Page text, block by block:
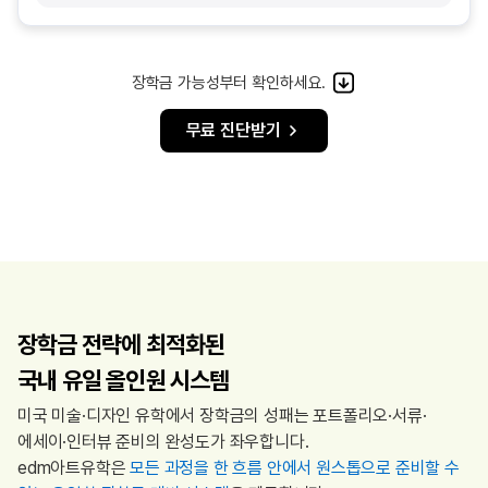
장학금 가능성부터 확인하세요.
무료 진단받기
장학금 전략에 최적화된
국내 유일 올인원 시스템
미국 미술·디자인 유학에서 장학금의 성패는 포트폴리오·서류·
에세이·인터뷰 준비의 완성도가 좌우합니다.
edm아트유학은모든 과정을 한 흐름 안에서 원스톱으로 준비할 수